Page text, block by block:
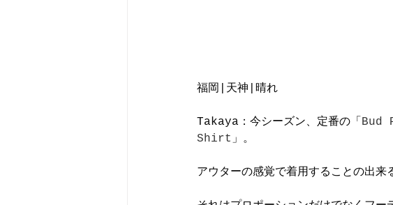
福岡|天神|晴れ
Takaya：今シーズン、定番の「 Bud
Shirt 」。
アウターの感覚で着用することの出来